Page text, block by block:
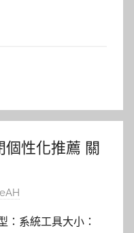
個性化推薦 關
：系統工具大小：